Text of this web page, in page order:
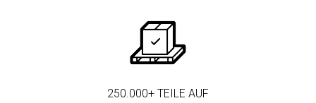
250.000+ TEILE AUF